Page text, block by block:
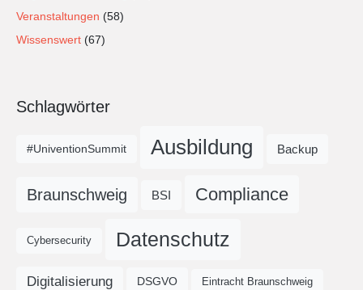
Veranstaltungen (58)
Wissenswert (67)
Schlagwörter
#UniventionSummit Ausbildung Backup
Braunschweig BSI Compliance
Cybersecurity Datenschutz
Digitalisierung DSGVO Eintracht Braunschweig